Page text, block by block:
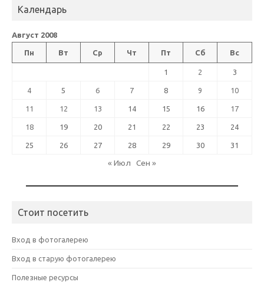
Календарь
Август 2008
Пн Вт Ср Чт Пт Сб Вс
1 2 3
4 5 6 7 8 9 10
11 12 13 14 15 16 17
18 19 20 21 22 23 24
25 26 27 28 29 30 31
« Июл Сен »
Стоит посетить
Вход в фотогалерею
Вход в старую фотогалерею
Полезные ресурсы